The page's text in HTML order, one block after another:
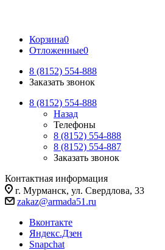
Корзина0
Отложенные0
8 (8152) 554-888
Заказать звонок
8 (8152) 554-888
Назад
Телефоны
8 (8152) 554-888
8 (8152) 554-887
Заказать звонок
Контактная информация
г. Мурманск, ул. Свердлова, 33
zakaz@armada51.ru
Вконтакте
Яндекс.Дзен
Snapchat